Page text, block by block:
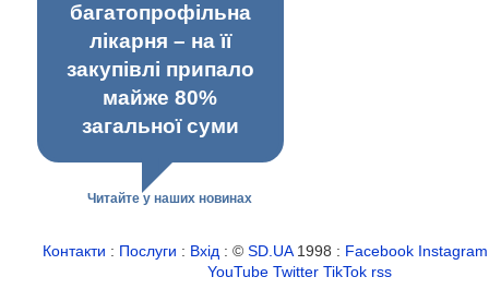
багатопрофільна
лікарня – на її
закупівлі припало
майже 80%
загальної суми
Читайте у наших новинах
Контакти : Послуги : Вхід : ©SD.UA1998 : Facebook Instagram
YouTube Twitter TikTok rss